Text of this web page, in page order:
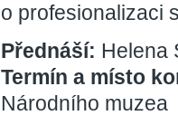
o profesionalizaci
Přednáší: Helena
Termín a místo
Národního muzea